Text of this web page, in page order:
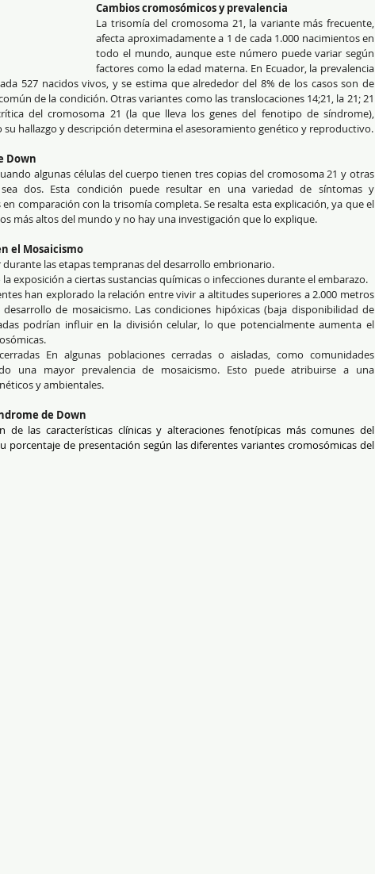
Cambios cromosómicos y prevalencia
La trisomía del cromosoma 21, la variante más frecuente,
afecta aproximadamente a 1 de cada 1.000 nacimientos en
todo el mundo, aunque este número puede variar según
factores como la edad materna. En Ecuador, la prevalencia
527 nacidos vivos, y se estima que alrededor del 8% de los casos son de
de la condición. Otras variantes como las translocaciones 14;21, la 21; 21
del cromosoma 21 (la que lleva los genes del fenotipo de síndrome),
su hallazgo y descripción determina el asesoramiento genético y reproductivo.
Down
algunas células del cuerpo tienen tres copias del cromosoma 21 y otras
dos. Esta condición puede resultar en una variedad de síntomas y
en comparación con la trisomía completa. Se resalta esta explicación, ya que el
más altos del mundo y no hay una investigación que lo explique.
el Mosaicismo
durante las etapas tempranas del desarrollo embrionario.
exposición a ciertas sustancias químicas o infecciones durante el embarazo.
han explorado la relación entre vivir a altitudes superiores a 2.000 metros
de mosaicismo. Las condiciones hipóxicas (baja disponibilidad de
podrían influir en la división celular, lo que potencialmente aumenta el
En algunas poblaciones cerradas o aisladas, como comunidades
una mayor prevalencia de mosaicismo. Esto puede atribuirse a una
y ambientales.
de Down
de las características clínicas y alteraciones fenotípicas más comunes del
porcentaje de presentación según las diferentes variantes cromosómicas del